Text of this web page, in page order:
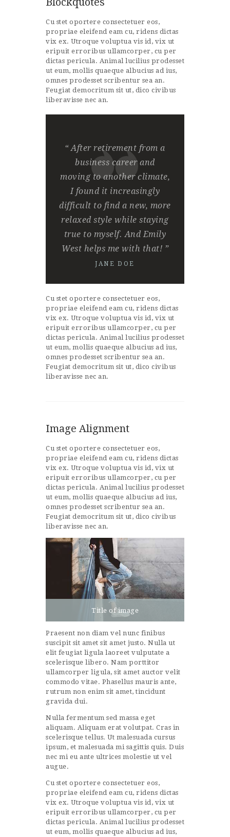
Cu stet oportere consectetuer eos,
propriae eleifend eam cu, ridens dictas
vix ex. Utroque voluptua vis id, vix ut
eripuit erroribus ullamcorper, cu per
dictas pericula. Animal lucilius prodesset
ut eum, mollis quaeque albucius ad ius,
omnes prodesset scribentur sea an.
Feugiat democritum sit ut, dico civibus
liberavisse nec an.
“ After retirement from a
business career and
moving to another climate,
I found it increasingly
difficult to find a new, more
relaxed style while staying
true to myself. And Emily
West helps me with that! ”
JANE DOE
Cu stet oportere consectetuer eos,
propriae eleifend eam cu, ridens dictas
vix ex. Utroque voluptua vis id, vix ut
eripuit erroribus ullamcorper, cu per
dictas pericula. Animal lucilius prodesset
ut eum, mollis quaeque albucius ad ius,
omnes prodesset scribentur sea an.
Feugiat democritum sit ut, dico civibus
liberavisse nec an.
Image Alignment
Cu stet oportere consectetuer eos,
propriae eleifend eam cu, ridens dictas
vix ex. Utroque voluptua vis id, vix ut
eripuit erroribus ullamcorper, cu per
dictas pericula. Animal lucilius prodesset
ut eum, mollis quaeque albucius ad ius,
omnes prodesset scribentur sea an.
Feugiat democritum sit ut, dico civibus
liberavisse nec an.
Title of image
Praesent non diam vel nunc finibus
suscipit sit amet sit amet justo. Nulla ut
elit feugiat ligula laoreet vulputate a
scelerisque libero. Nam porttitor
ullamcorper ligula, sit amet auctor velit
commodo vitae. Phasellus mauris ante,
rutrum non enim sit amet, tincidunt
gravida dui.
Nulla fermentum sed massa eget
aliquam. Aliquam erat volutpat. Cras in
scelerisque tellus. Ut malesuada cursus
ipsum, et malesuada mi sagittis quis. Duis
nec mi eu ante ultrices molestie ut vel
augue.
Cu stet oportere consectetuer eos,
propriae eleifend eam cu, ridens dictas
vix ex. Utroque voluptua vis id, vix ut
eripuit erroribus ullamcorper, cu per
dictas pericula. Animal lucilius prodesset
ut eum, mollis quaeque albucius ad ius,